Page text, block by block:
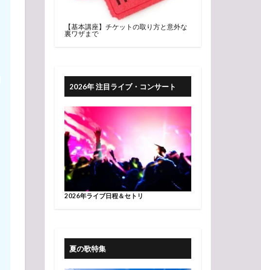
【基本講座】チケットの取り方と意外な
裏ワザまで
2026年 注目ライブ・コンサート
2026年ライブ日程＆セトリ
夏の歌特集